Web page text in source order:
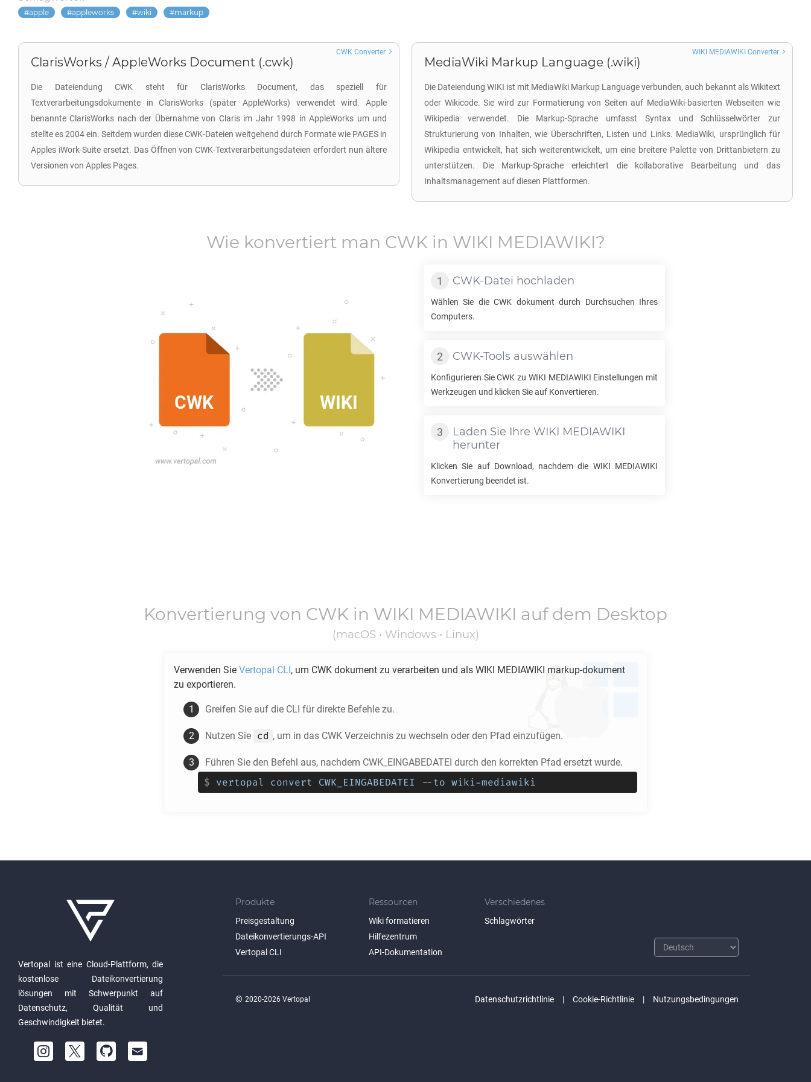
apple appleworks wiki markup
ClarisWorks / AppleWorks Document (.cwk)
Die Dateiendung CWK steht für ClarisWorks Document, das speziell für
Textverarbeitungsdokumente in ClarisWorks (später AppleWorks) verwendet wird. Apple
benannte ClarisWorks nach der Übernahme von Claris im Jahr 1998 in AppleWorks um und
stellte es 2004 ein. Seitdem wurden diese CWK-Dateien weitgehend durch Formate wie PAGES in
Apples iWork-Suite ersetzt. Das Öffnen von CWK-Textverarbeitungsdateien erfordert nun ältere
Versionen von Apples Pages.
CWK Converter
MediaWiki Markup Language (.wiki)
Die Dateiendung WIKI ist mit MediaWiki Markup Language verbunden, auch bekannt als Wikitext
oder Wikicode. Sie wird zur Formatierung von Seiten auf MediaWiki-basierten Webseiten wie
Wikipedia verwendet. Die Markup-Sprache umfasst Syntax und Schlüsselwörter zur
Strukturierung von Inhalten, wie Überschriften, Listen und Links. MediaWiki, ursprünglich für
Wikipedia entwickelt, hat sich weiterentwickelt, um eine breitere Palette von Drittanbietern zu
unterstützen. Die Markup-Sprache erleichtert die kollaborative Bearbeitung und das
Inhaltsmanagement auf diesen Plattformen.
WIKI MEDIAWIKI Converter
Wie konvertiert man CWKin WIKI MEDIAWIKI?
CWK-Datei hochladen
Wählen Sie dieCWK dokument durch Durchsuchen Ihres
Computers.
CWK-Tools auswählen
Konfigurieren SieCWK zu WIKI MEDIAWIKI Einstellungen mit
Werkzeugen und klicken Sie auf Konvertieren.
Laden Sie Ihre WIKI MEDIAWIKI
herunter
Klicken Sie auf Download, nachdem die WIKI MEDIAWIKI
Konvertierung beendet ist.
Konvertierung von CWK in WIKI MEDIAWIKI auf dem Desktop
(macOS • Windows • Linux)
Verwenden Sie Vertopal CLI, um CWK dokument zu verarbeiten und als WIKI MEDIAWIKI markup-dokument
zu exportieren.
Greifen Sie auf die CLI für direkte Befehle zu.
Nutzen Sie cd , um in das CWK Verzeichnis zu wechseln oder den Pfad einzufügen.
Führen Sie den Befehl aus, nachdem CWK_EINGABEDATEI durch den korrekten Pfad ersetzt wurde.
$ vertopal convert CWK_EINGABEDATEI --to wiki-mediawiki
Vertopal ist eine Cloud-Plattform, die
kostenlose Dateikonvertierung
lösungen mit Schwerpunkt auf
Datenschutz, Qualität und
Geschwindigkeit bietet.
Produkte
Preisgestaltung
Dateikonvertierungs-API
Vertopal CLI
Ressourcen
Wiki formatieren
Hilfezentrum
API-Dokumentation
Verschiedenes
Schlagwörter
Datenschutzrichtlinie Cookie-Richtlinie Nutzungsbedingungen
© 2020-2026 Vertopal